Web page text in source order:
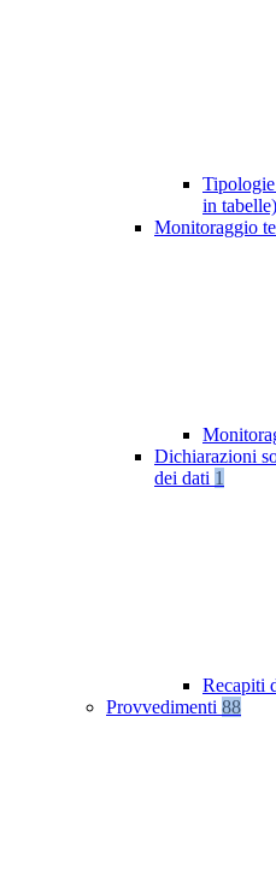
in tabelle)
Monitoraggio
Dichiarazioni
dei dati 1
Recapiti
Provvedimenti 88